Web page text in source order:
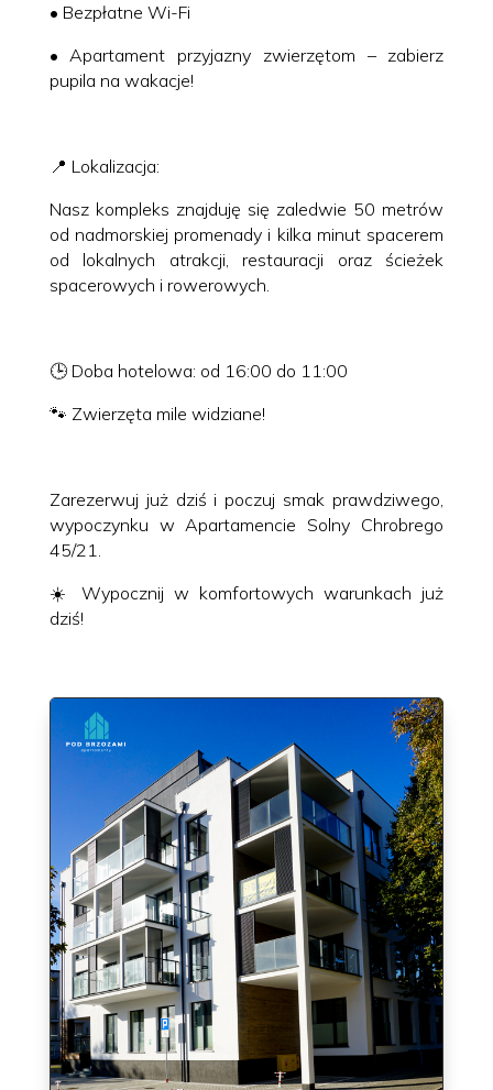
• Bezpłatne Wi-Fi
• Apartament przyjazny zwierzętom – zabierz
pupila na wakacje!
📍 Lokalizacja:
Nasz kompleks znajduję się zaledwie 50 metrów
od nadmorskiej promenady i kilka minut spacerem
od lokalnych atrakcji, restauracji oraz ścieżek
spacerowych i rowerowych.
🕒 Doba hotelowa: od 16:00 do 11:00
🐾 Zwierzęta mile widziane!
Zarezerwuj już dziś i poczuj smak prawdziwego,
wypoczynku w Apartamencie Solny Chrobrego
45/21.
☀️ Wypocznij w komfortowych warunkach już
dziś!